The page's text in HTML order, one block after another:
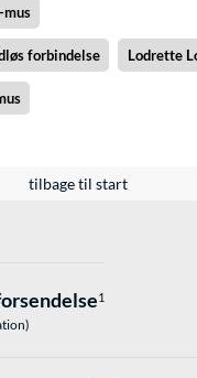
mus
forbindelse Lodrette
tilbage til start
1